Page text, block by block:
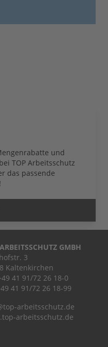
und
TOP Arbeitsschutz
das passende
GMBH
3
Kaltenkirchen
41 91/72 26 18-0
41 91/72 26 18-99
arbeitsschutz.de
arbeitsschutz.de